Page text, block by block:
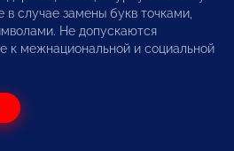
случае замены букв точками,
Не допускаются
к межнациональной и социальной